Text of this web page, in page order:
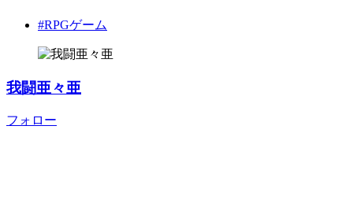
#RPGゲーム
我闘亜々亜
フォロー